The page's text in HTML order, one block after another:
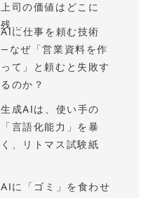
上司の価値はどこに
残...
AIに仕事を頼む技術
—なぜ「営業資料を作
って」と頼むと失敗す
るのか？
生成AIは、使い手の
「言語化能力」を暴
く、リトマス試験紙
AIに「ゴミ」を食わせ